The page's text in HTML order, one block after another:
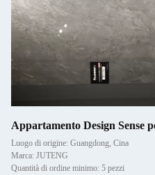
Appartamento Design Sense
Luogo di origine: Guangdong, Cina
Marca: JUTENG
Quantità di ordine minimo: 5 pezzi